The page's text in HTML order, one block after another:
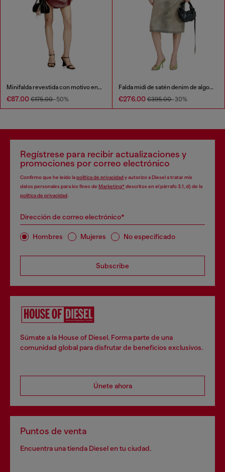
Minifalda revestida con motivo en relieve
€87.00 €175.00-50%
Falda midi de satén denim de algodón y cáñamo
€276.00 €395.00-30%
Regístrese para recibir actualizaciones y
promociones por correo electrónico
Confirmo que he leído lapolítica de privacidady autorizo a Diesel a tratar mis
datos personales para los fines de Marketing*descritos en el párrafo 3.1, d) de la
política de privacidad
Dirección de correo electrónico*
Hombres Mujeres No especificado
Subscribe
Súmate a la House of Diesel. Forma parte de una
comunidad global para disfrutar de beneficios exclusivos.
Únete ahora
Puntos de venta
Encuentra una tienda Diesel en tu ciudad.